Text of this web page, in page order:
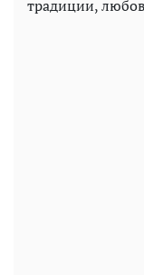
традиции,